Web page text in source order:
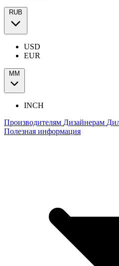
RUB
USD
EUR
ММ
INCH
Производителям Дизайнерам
Полезная информация